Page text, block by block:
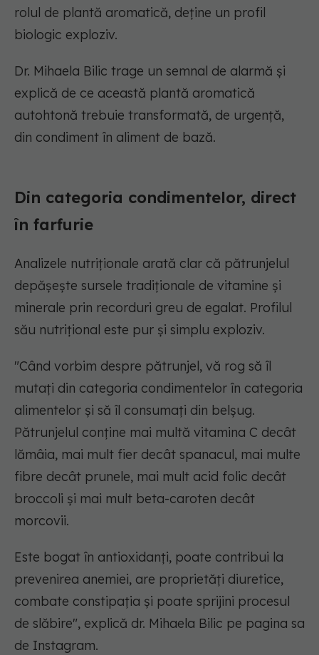
rolul de plantă aromatică, deține un profil
biologic exploziv.
Dr. Mihaela Bilic trage un semnal de alarmă și
explică de ce această plantă aromatică
autohtonă trebuie transformată, de urgență,
din condiment în aliment de bază.
Din categoria condimentelor, direct
în farfurie
Analizele nutriționale arată clar că pătrunjelul
depășește sursele tradiționale de vitamine și
minerale prin recorduri greu de egalat. Profilul
său nutrițional este pur și simplu exploziv.
"Când vorbim despre pătrunjel, vă rog să îl
mutați din categoria condimentelor în categoria
alimentelor și să îl consumați din belșug.
Pătrunjelul conține mai multă vitamina C decât
lămâia, mai mult fier decât spanacul, mai multe
fibre decât prunele, mai mult acid folic decât
broccoli și mai mult beta-caroten decât
morcovii.
Este bogat în antioxidanți, poate contribui la
prevenirea anemiei, are proprietăți diuretice,
combate constipația și poate sprijini procesul
de slăbire", explică dr. Mihaela Bilic pe pagina sa
de Instagram.